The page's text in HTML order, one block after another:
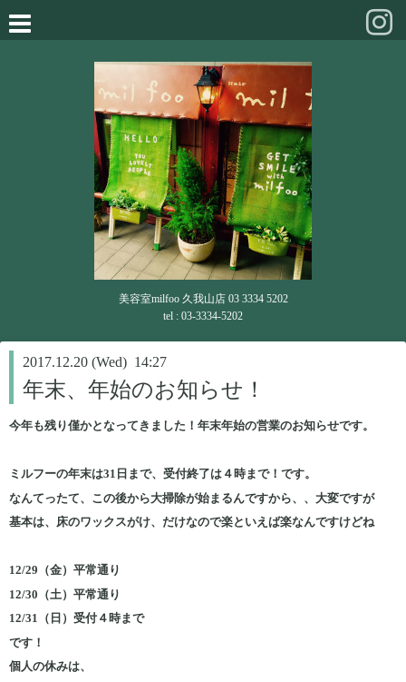
美容室milfoo 久我山店 03 3334 5202
tel : 03-3334-5202
2017.12.20 (Wed) 14:27
年末、年始のお知らせ！
今年も残り僅かとなってきました！年末年始の営業のお知らせです。
ミルフーの年末は31日まで、受付終了は４時まで！です。
なんてったて、この後から大掃除が始まるんですから、、大変ですが
基本は、床のワックスがけ、だけなので楽といえば楽なんですけどね
12/29（金）平常通り
12/30（土）平常通り
12/31（日）受付４時まで
です！
個人の休みは、